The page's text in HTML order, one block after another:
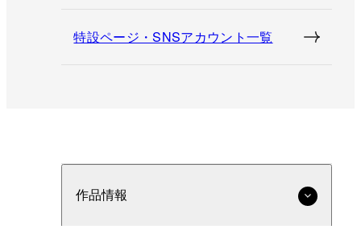
特設ページ・SNSアカウント一覧
作品情報